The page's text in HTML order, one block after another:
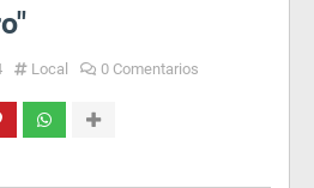
Local 0 Comentarios